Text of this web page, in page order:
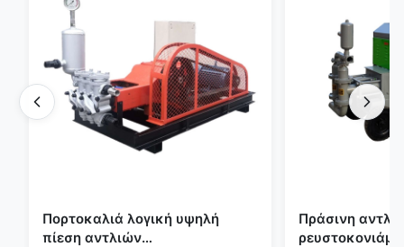
Πορτοκαλιά λογική υψηλή
πίεση αντλιών
Πράσινη